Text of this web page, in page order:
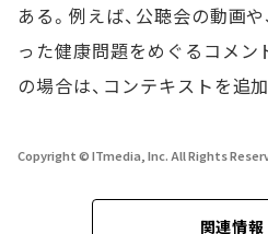
ある。例えば、公聴会の動画
った健康問題をめぐるコメン
の場合は、コンテキストを追
Copyright © ITmedia, Inc. All Rights
関連情報